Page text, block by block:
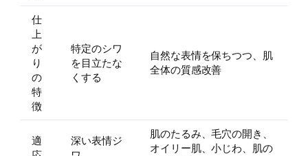
仕
上
が
り
の
特
徴
特定のシワ
を目立たな
くする
自然な表情を保ちつつ、肌
全体の質感改善
適
深い表情ジ
肌のたるみ、毛穴の開き、
オイリー肌、小じわ、肌の